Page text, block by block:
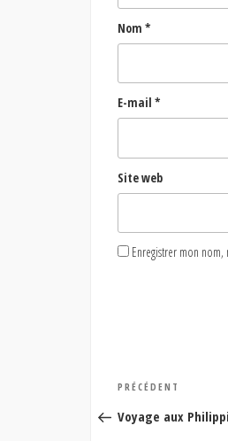
Nom *
E-mail *
Site web
Enregistrer mon
Navigation
de
Article
précédent
PRÉCÉDENT
Voyage aux